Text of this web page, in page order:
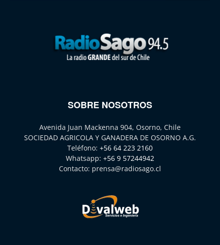
SOBRE NOSOTROS
Avenida Juan Mackenna 904, Osorno, Chile
SOCIEDAD AGRICOLA Y GANADERA DE OSORNO A.G.
Teléfono: +56 64 223 2160
Whatsapp: +56 9 57244942
Contacto: prensa@radiosago.cl